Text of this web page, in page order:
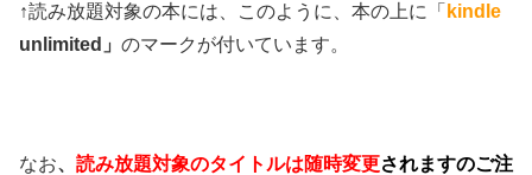
↑読み放題対象の本には、このように、本の上に「 kindle
unlimited」 のマークが付いています。
なお、 読み放題対象のタイトルは随時変更されますのご注